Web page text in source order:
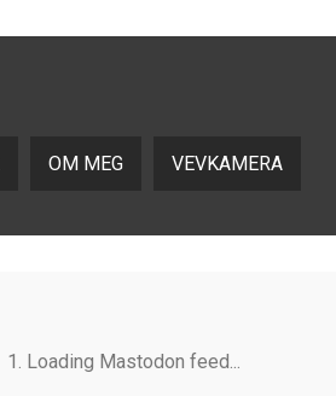
OM MEG VEVKAMERA
Loading Mastodon feed...